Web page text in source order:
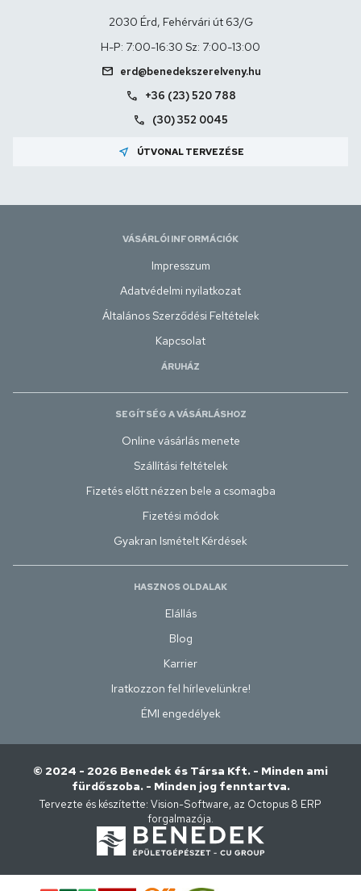
2030 Érd, Fehérvári út 63/G
H-P: 7:00-16:30 Sz: 7:00-13:00
mail erd@benedekszerelveny.hu
call +36 (23) 520 788
call (30) 352 0045
near_me ÚTVONAL TERVEZÉSE
VÁSÁRLÓI INFORMÁCIÓK
Impresszum
Adatvédelmi nyilatkozat
Általános Szerződési Feltételek
Kapcsolat
ÁRUHÁZ
SEGÍTSÉG A VÁSÁRLÁSHOZ
Online vásárlás menete
Szállítási feltételek
Fizetés előtt nézzen bele a csomagba
Fizetési módok
Gyakran Ismételt Kérdések
HASZNOS OLDALAK
Elállás
Blog
Karrier
Iratkozzon fel hírlevelünkre!
ÉMI engedélyek
© 2024 - 2026 Benedek és Társa Kft. - Minden ami
fürdőszoba. - Minden jog fenntartva.
Tervezte és készítette: Vision-Software, az Octopus 8 ERP
forgalmazója.